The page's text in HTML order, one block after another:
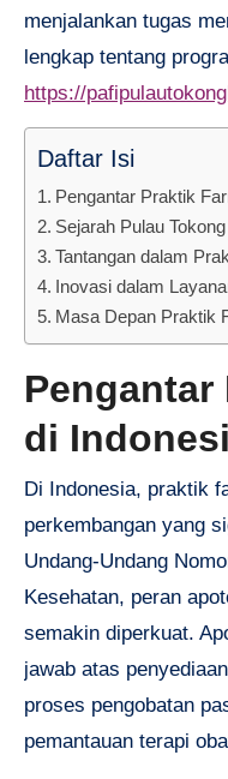
menjalankan tugas
lengkap tentang
https://
Daftar Isi
Pengantar Praktik
Sejarah Pulau
Tantangan dalam
Inovasi dalam
Masa Depan Praktik
Pengantar
di
Di Indonesia, praktik
perkembangan yang
Undang-Undang
Kesehatan, peran
semakin diperkuat.
jawab atas
proses pengobatan
pemantauan terapi